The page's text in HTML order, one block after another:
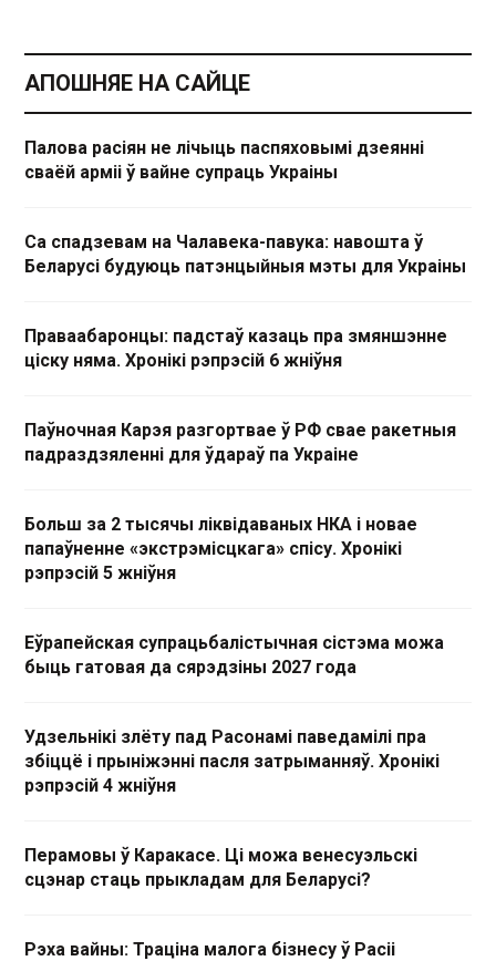
АПОШНЯЕ НА САЙЦЕ
Палова расіян не лічыць паспяховымі дзеянні
сваёй арміі ў вайне супраць Украіны
Са спадзевам на Чалавека-павука: навошта ў
Беларусі будуюць патэнцыйныя мэты для Украіны
Праваабаронцы: падстаў казаць пра змяншэнне
ціску няма. Хронікі рэпрэсій 6 жніўня
Паўночная Карэя разгортвае ў РФ свае ракетныя
падраздзяленні для ўдараў па Украіне
Больш за 2 тысячы ліквідаваных НКА і новае
папаўненне «экстрэмісцкага» спісу. Хронікі
рэпрэсій 5 жніўня
Еўрапейская супрацьбалістычная сістэма можа
быць гатовая да сярэдзіны 2027 года
Удзельнікі злёту пад Расонамі паведамілі пра
збіццё і прыніжэнні пасля затрыманняў. Хронікі
рэпрэсій 4 жніўня
Перамовы ў Каракасе. Ці можа венесуэльскі
сцэнар стаць прыкладам для Беларусі?
Рэха вайны: Траціна малога бізнесу ў Расіі